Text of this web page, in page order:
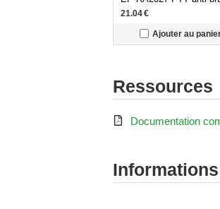
contour d'oreille
IP110H
21.04€
Ajouter au
Ressources
 Documentation